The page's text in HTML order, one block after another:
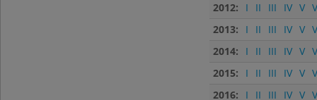
2012:
I II III IV V
2013:
I II III IV V
2014:
I II III IV V
2015:
I II III IV V
2016:
I II III IV V